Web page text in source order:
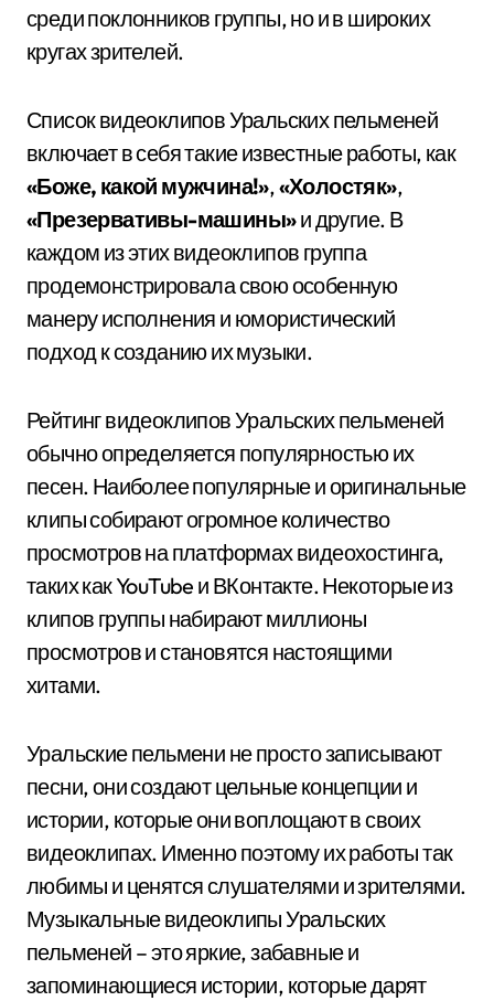
среди поклонников группы, но и в широких
кругах зрителей.
Список видеоклипов Уральских пельменей
включает в себя такие известные работы, как
«Боже, какой мужчина!»,«Холостяк»,
«Презервативы-машины»и другие. В
каждом из этих видеоклипов группа
продемонстрировала свою особенную
манеру исполнения и юмористический
подход к созданию их музыки.
Рейтинг видеоклипов Уральских пельменей
обычно определяется популярностью их
песен. Наиболее популярные и оригинальные
клипы собирают огромное количество
просмотров на платформах видеохостинга,
таких как YouTube и ВКонтакте. Некоторые из
клипов группы набирают миллионы
просмотров и становятся настоящими
хитами.
Уральские пельмени не просто записывают
песни, они создают цельные концепции и
истории, которые они воплощают в своих
видеоклипах. Именно поэтому их работы так
любимы и ценятся слушателями и зрителями.
Музыкальные видеоклипы Уральских
пельменей – это яркие, забавные и
запоминающиеся истории, которые дарят